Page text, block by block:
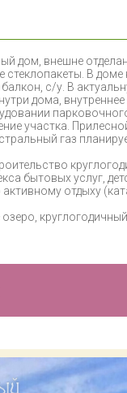
дом, внешне
В
с/у. В
дома,
участка.
газ
бытовых услуг,
отдыху